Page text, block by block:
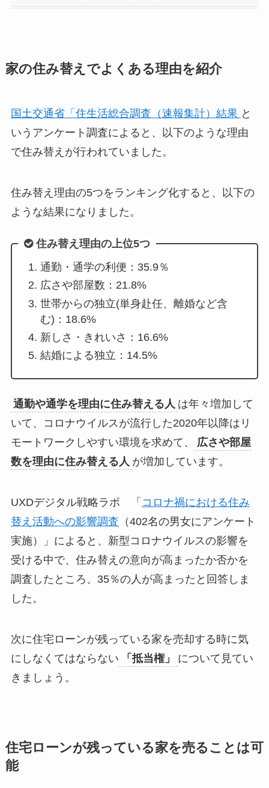
家の住み替えでよくある理由を紹介
国土交通省「住生活総合調査（速報集計）結果 と
いうアンケート調査によると、以下のような理由
で住み替えが行われていました。
住み替え理由の5つをランキング化すると、以下の
ような結果になりました。
住み替え理由の上位5つ
通勤・通学の利便：35.9％
広さや部屋数：21.8%
世帯からの独立(単身赴任、離婚など含
む)：18.6%
新しさ・きれいさ：16.6%
結婚による独立：14.5%
通勤や通学を理由に住み替える人 は年々増加して
いて、コロナウイルスが流行した2020年以降はリ
モートワークしやすい環境を求めて、
広さや部屋
数を理由に住み替える人 が増加しています。
UXDデジタル戦略ラボ 「 コロナ禍における住み
替え活動への影響調査 （402名の男女にアンケート
実施）」によると、新型コロナウイルスの影響を
受ける中で、住み替えの意向が高まったか否かを
調査したところ、35％の人が高まったと回答しま
した。
次に住宅ローンが残っている家を売却する時に気
にしなくてはならない
「抵当権」
について見てい
きましょう。
住宅ローンが残っている家を売ることは可
能